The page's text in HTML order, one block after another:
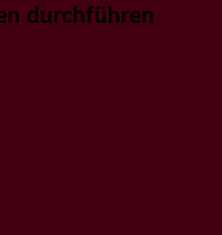
durchführen